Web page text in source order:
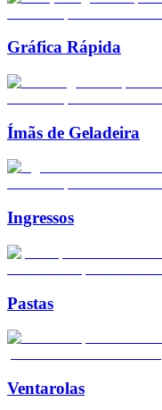
Gráfica Rápida
Ímãs de Geladeira
Ingressos
Pastas
Ventarolas